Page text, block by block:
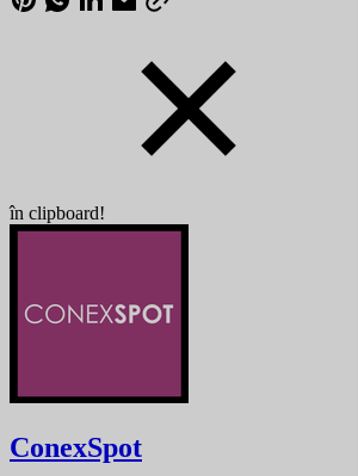
în clipboard!
ConexSpot